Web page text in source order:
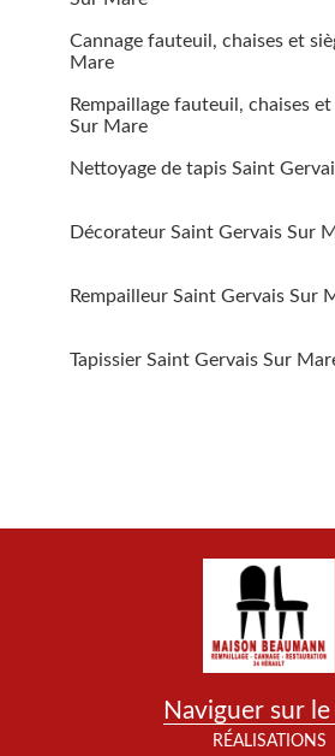
Cannage fauteuil, chaises et
Mare
Rempaillage fauteuil, chaises
Sur Mare
Nettoyage de tapis Saint
Décorateur Saint Gervais Sur
Rempailleur Saint Gervais Sur
Tapissier Saint Gervais Sur
Naviguer sur
RÉALISATIONS